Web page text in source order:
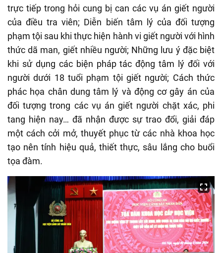
trực tiếp trong hỏi cung bị can các vụ án giết người
của điều tra viên; Diễn biến tâm lý của đối tượng
phạm tội sau khi thực hiện hành vi giết người với hình
thức dã man, giết nhiều người; Những lưu ý đặc biệt
khi sử dụng các biện pháp tác động tâm lý đối với
người dưới 18 tuổi phạm tội giết người; Cách thức
phác họa chân dung tâm lý và động cơ gây án của
đối tượng trong các vụ án giết người chặt xác, phi
tang hiện nay… đã nhận được sự trao đổi, giải đáp
một cách cởi mở, thuyết phục từ các nhà khoa học
tạo nên tính hiệu quả, thiết thực, sâu lắng cho buổi
tọa đàm.